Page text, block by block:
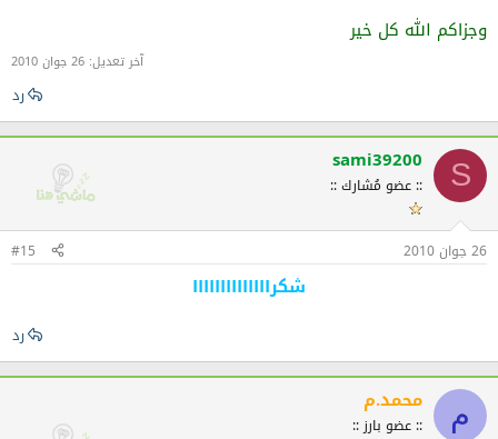
وجزاكم الله كل خير
آخر تعديل: 26 جوان 2010
رد
S
sami39200
:: عضو مُشارك ::
26 جوان 2010 #15
شكراااااااااااااا
رد
م محمد.م
:: عضو بارز ::